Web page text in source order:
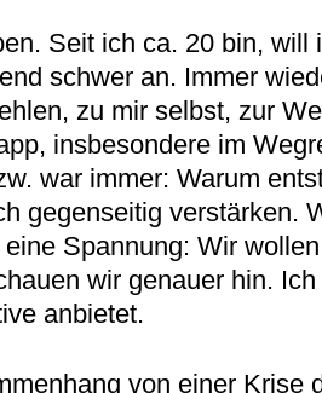
Seit ich ca. 20 bin,
schwer an. Immer
zu mir selbst, zur
insbesondere im
war immer: Warum
gegenseitig verstärken.
Spannung: Wir
wir genauer hin.
anbietet.
von einer Krise